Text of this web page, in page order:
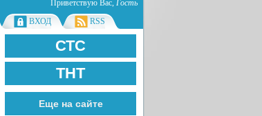
Приветствую Вас, Гость
ВХОД RSS
СТС
ТНТ
Еще на сайте